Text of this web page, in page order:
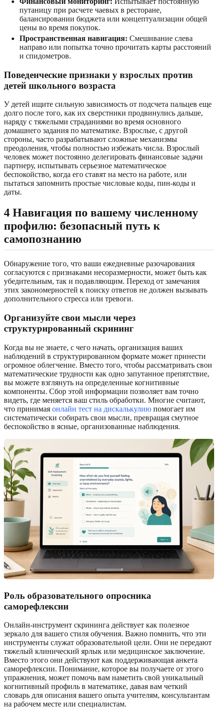
путаницу при расчете чаевых в ресторане,
балансировании бюджета или концептуализации общей
цены во время покупок.
Пространственная навигация: Смешивание слева
направо или попытка точно прочитать карты расстояний
и спидометров.
Поведенческие признаки у взрослых против
детей школьного возраста
У детей ищите сильную зависимость от подсчета пальцев еще
долго после того, как их сверстники продвинулись дальше,
наряду с тяжелыми страданиями во время основного
домашнего задания по математике. Взрослые, с другой
стороны, часто разрабатывают сложные механизмы
преодоления, чтобы полностью избежать числа. Взрослый
человек может постоянно делегировать финансовые задачи
партнеру, испытывать серьезное математическое
беспокойство, когда его ставят на место на работе, или
пытаться запомнить простые числовые коды, пин-коды и
даты.
4 Навигация по вашему численному
профилю: безопасный путь к
самопознанию
Обнаружение того, что ваши ежедневные разочарования
согласуются с признаками несоразмерности, может быть как
убедительным, так и подавляющим. Переход от замечания
этих закономерностей к поиску ответов не должен вызывать
дополнительного стресса или тревоги.
Организуйте свои мысли через
структурированный скрининг
Когда вы не знаете, с чего начать, организация ваших
наблюдений в структурированном формате может принести
огромное облегчение. Вместо того, чтобы рассматривать свои
математические трудности как одно запутанное препятствие,
вы можете взглянуть на определенные когнитивные
компоненты. Сбор этой информации позволяет вам точно
видеть, где меняется ваш стиль обработки. Многие считают,
что принимая онлайн тест на дискалькулию помогает им
систематически собирать свои мысли, превращая смутное
беспокойство в ясные, организованные наблюдения.
Роль образовательного опросника
саморефлексии
Онлайн-инструмент скрининга действует как полезное
зеркало для вашего стиля обучения. Важно помнить, что эти
инструменты служат образовательной цели. Они не передают
тяжелый клинический ярлык или медицинское заключение.
Вместо этого они действуют как поддерживающая анкета
саморефлексии. Понимание, которое вы получаете от этого
упражнения, может помочь вам наметить свой уникальный
когнитивный профиль в математике, давая вам четкий
словарь для описания вашего опыта учителям, консультантам
на рабочем месте или специалистам.